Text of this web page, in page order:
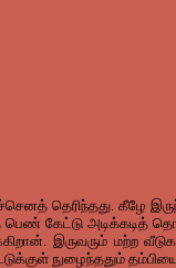
தெரிந்தது. கீழே
பெண் கேட்டு
இருவரும்
நுழைந்ததும்